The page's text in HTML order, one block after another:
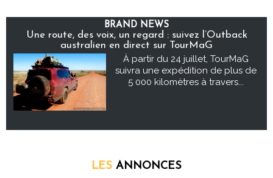
BRAND NEWS
Une route, des voix, un regard : suivez l’Outback
australien en direct sur TourMaG
À partir du 24 juillet, TourMaG
suivra une expédition de plus de
5 000 kilomètres à travers...
LES ANNONCES